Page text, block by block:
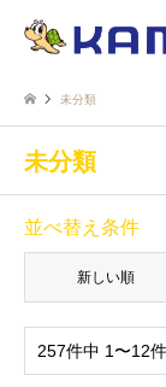
未分類
未分類
並べ替え条件
新しい順
257件中 1〜12